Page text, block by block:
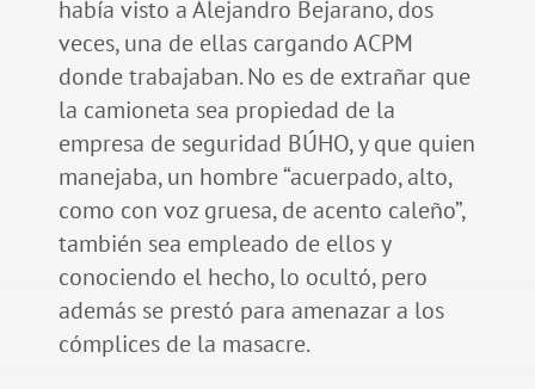
había visto a Alejandro Bejarano, dos
veces, una de ellas cargando ACPM
donde trabajaban. No es de extrañar que
la camioneta sea propiedad de la
empresa de seguridad BÚHO, y que quien
manejaba, un hombre “acuerpado, alto,
como con voz gruesa, de acento caleño”,
también sea empleado de ellos y
conociendo el hecho, lo ocultó, pero
además se prestó para amenazar a los
cómplices de la masacre.